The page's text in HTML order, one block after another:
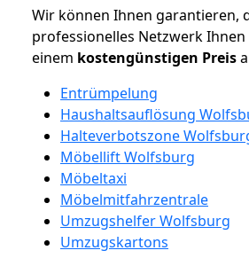
Wir können Ihnen garantieren,
professionelles Netzwerk Ihnen
einem kostengünstigen Preis
Entrümpelung
Haushaltsauflösung
Halteverbotszone
Möbellift Wolfsburg
Möbeltaxi
Möbelmitfahrzentrale
Umzugshelfer Wolfsburg
Umzugskartons